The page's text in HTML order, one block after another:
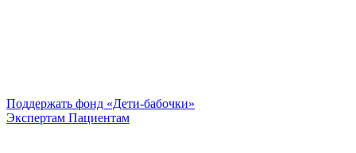
Поддержать фонд «Дети-бабочки»
Экспертам Пациентам